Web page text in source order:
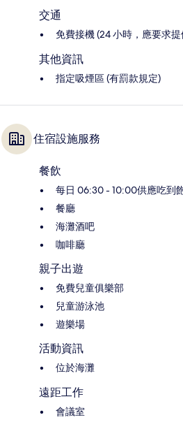
交通
免費接機 (24 小時，應要求
其他資訊
指定吸煙區 (有罰款規定)
住宿設施服務
餐飲
每日 06:30 - 10:00供應吃到
餐廳
海灘酒吧
咖啡廳
親子出遊
免費兒童俱樂部
兒童游泳池
遊樂場
活動資訊
位於海灘
遠距工作
會議室